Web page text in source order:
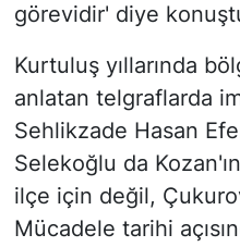
görevidir' diye
Kurtuluş yıllarında
anlatan telgraflarda
Sehlikzade Hasan
Selekoğlu da
ilçe için değil,
Mücadele tarihi